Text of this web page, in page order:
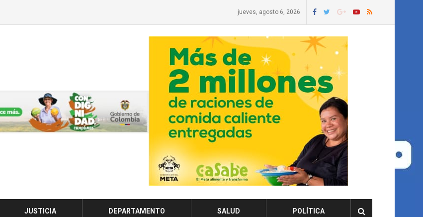
jueves, agosto 6, 2026
JUSTICIA DEPARTAMENTO SALUD POLÍTICA